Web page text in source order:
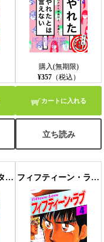
購入(無期限)
¥357（税込）
カートに入れる
立ち読み
史上最低のレガッタ １巻 フィフティーン・ラブ ４巻